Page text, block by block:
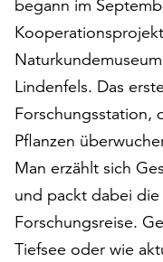
Schaltfläche
„Cookie-
Einstellungen“
zur
Verfügung.
Funktionale
Cookies
werden
auch
ohne
Ihr
Einverständnis
begann im
Lindenfels. Das
Forschungsstation,
Pflanzen
Man erzählt sich
und packt dabei
Forschungsreise.
Tiefsee oder wie